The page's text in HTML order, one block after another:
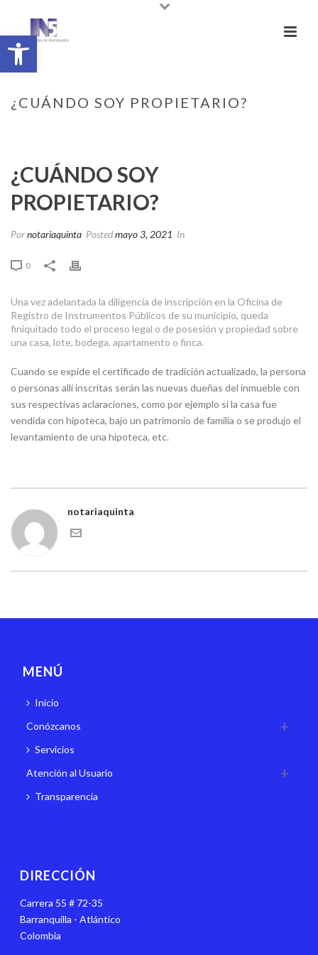
Abrir barra de herramientas
¿CUÁNDO SOY PROPIETARIO?
¿CUÁNDO SOY
PROPIETARIO?
Pornotariaquinta Postedmayo 3, 2021 In
0
Una vez adelantada la diligencia de inscripción en la Oficina de
Registro de Instrumentos Públicos de su municipio, queda
finiquitado todo el proceso legal o de posesión y propiedad sobre
una casa, lote, bodega, apartamento o finca.
Cuando se expide el certificado de tradición actualizado, la persona
o personas allí inscritas serán las nuevas dueñas del inmueble con
sus respectivas aclaraciones, como por ejemplo si la casa fue
vendida con hipoteca, bajo un patrimonio de familia o se produjo el
levantamiento de una hipoteca, etc.
notariaquinta
MENÚ
Inicio
Conózcanos
Servicios
Atención al Usuario
Transparencia
DIRECCIÓN
Carrera 55 # 72-35
Barranquilla - Atlántico
Colombia